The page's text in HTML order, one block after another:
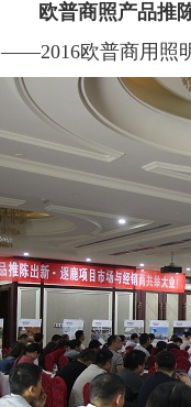
欧普商照产品推
——2016欧普商用照